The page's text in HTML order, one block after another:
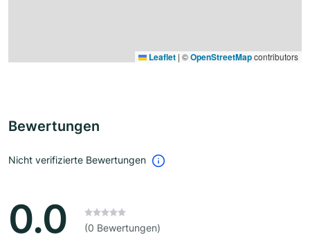
Leaflet | ©OpenStreetMapcontributors
Bewertungen
Nicht verifizierte Bewertungen
0.0 (0 Bewertungen)